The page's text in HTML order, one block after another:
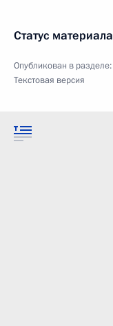
Статус материала
Опубликован в разделе:
Текстовая версия